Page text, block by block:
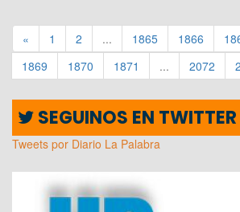
« 1 2 ... 1865 1866
1869
1870 1871 ... 2072
SEGUINOS EN TWITTER
Tweets por Diario La Palabra